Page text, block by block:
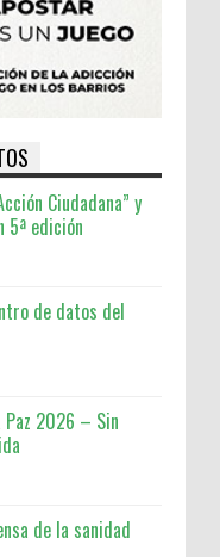
Ciudadana” y
5ª edición
de datos del
2026 – Sin
de la sanidad